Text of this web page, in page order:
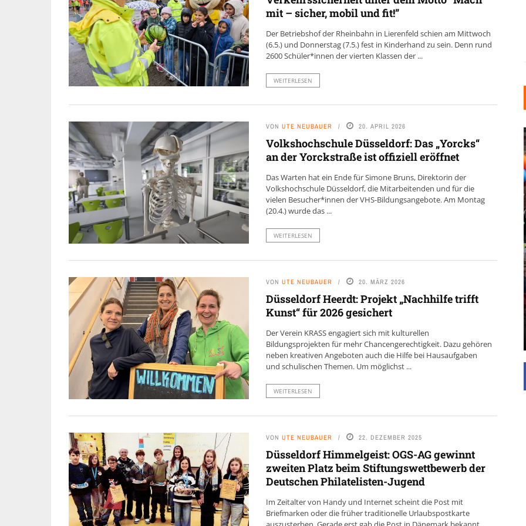
mit – sicher, mobil und fit!”
Der Betriebshof der Rheinbahn in Lierenfeld schien am Mittwoch
(6.5.) und Donnerstag (7.5.) fest in Kinderhand zu sein. Denn rund
2600 Schüler*innen der vierten Klassen der ...
WEITERLESEN
VON UTE NEUBAUER 20. APRIL 2026
Volkshochschule Düsseldorf: Das „Yorcks“
an der Yorckstraße ist offiziell eröffnet
Das Warten hat ein Ende für Simone Bruns, Direktorin der
Volkshochschule Düsseldorf, die Mitarbeitenden und für die
vielen Besucher*innen der VHS-Bildungsangebote. Am Montag
(20.4.) wurde das ...
WEITERLESEN
VON UTE NEUBAUER 20. MÄRZ 2026
Düsseldorf Heerdt: Projekt „Nachhilfe trifft
Kunst“ für 2026 gesichert
Der Verein KRASS engagiert sich mit kulturellen
Bildungsprojekten für mehr Chancengerechtigkeit. Dazu gehören
neben kreativen Angeboten auch die Hilfe bei Hausaufgaben
und schulischen Themen. Um möglichst ...
WEITERLESEN
VON UTE NEUBAUER 22. DEZEMBER 2025
Düsseldorf Himmelgeist: OGS-AG gewinnt
zweiten Platz beim Stiftungswettbewerb der
Deutschen Philatelisten-Jugend
Im Zeitalter von Handy und Internet scheint die Post mit
Briefmarken oder die früher traditionelle Urlaubspostkarte
Die Inspiration des industriellen Chics sind die
Werkshallen des Industriezeitalters. Die Basis für
diesen Stil sind große Räume, schlicht gehalten
mit rustikalen Elementen und großen
Fensterflächen. Wie so vieles wurde ...